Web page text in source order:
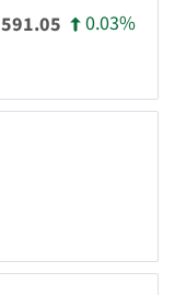
591.05 0.03%